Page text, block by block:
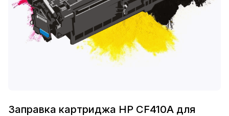
Заправка картриджа HP CF410A для